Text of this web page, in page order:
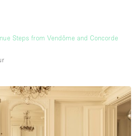
Steps from Vendôme and Concorde